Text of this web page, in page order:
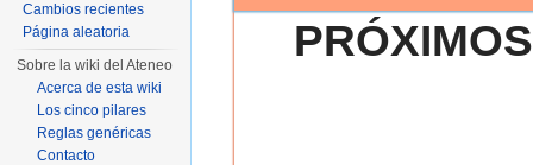
Cambios recientes
Página aleatoria
Sobre la wiki del Ateneo
Acerca de esta wiki
Los cinco pilares
Reglas genéricas
Contacto